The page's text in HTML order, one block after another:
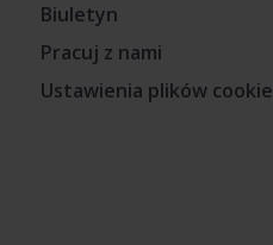
Biuletyn
Pracuj z nami
Ustawienia plików cookie